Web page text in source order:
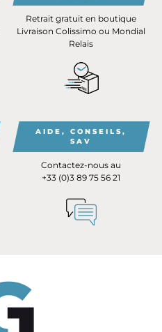
Retrait gratuit en boutique
Livraison Colissimo ou Mondial
Relais
AIDE, CONSEILS,
SAV
Contactez-nous au
+33 (0)3 89 75 56 21